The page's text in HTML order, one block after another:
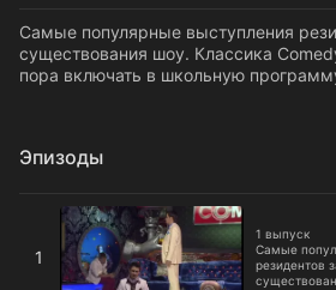
Самые популярные выступления
существования шоу. Классика
пора включать в школьную
Эпизоды
1
1 выпуск
Самые
резидентов
1 выпуск